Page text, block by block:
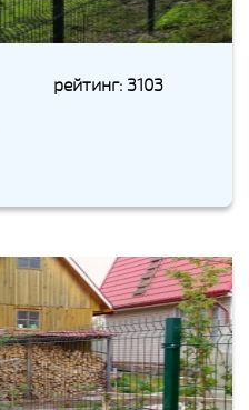
рейтинг: 3103